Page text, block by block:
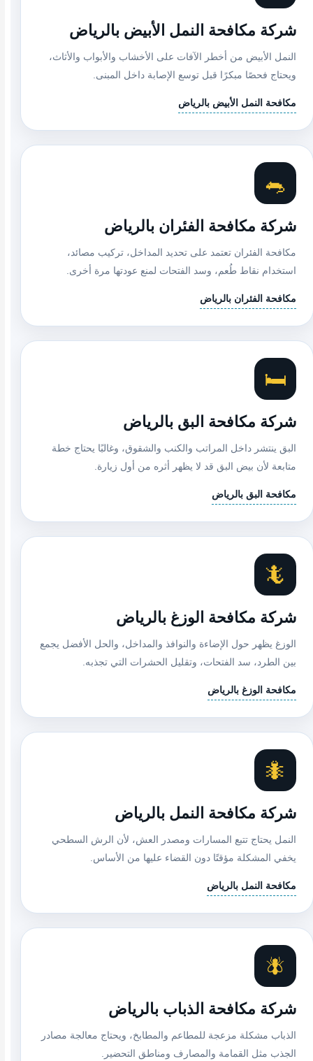
شركة مكافحة النمل الأبيض بالرياض
النمل الأبيض من أخطر الآفات على الأخشاب والأبواب والأثاث،
ويحتاج فحصًا مبكرًا قبل توسع الإصابة داخل المبنى.
مكافحة النمل الأبيض بالرياض
🐀
شركة مكافحة الفئران بالرياض
مكافحة الفئران تعتمد على تحديد المداخل، تركيب مصائد،
استخدام نقاط طُعم، وسد الفتحات لمنع عودتها مرة أخرى.
مكافحة الفئران بالرياض
🛏️
شركة مكافحة البق بالرياض
البق ينتشر داخل المراتب والكنب والشقوق، وغالبًا يحتاج خطة
متابعة لأن بيض البق قد لا يظهر أثره من أول زيارة.
مكافحة البق بالرياض
🦎
شركة مكافحة الوزغ بالرياض
الوزغ يظهر حول الإضاءة والنوافذ والمداخل، والحل الأفضل يجمع
بين الطرد، سد الفتحات، وتقليل الحشرات التي تجذبه.
مكافحة الوزغ بالرياض
🐜
شركة مكافحة النمل بالرياض
النمل يحتاج تتبع المسارات ومصدر العش، لأن الرش السطحي
يخفي المشكلة مؤقتًا دون القضاء عليها من الأساس.
مكافحة النمل بالرياض
🪰
شركة مكافحة الذباب بالرياض
الذباب مشكلة مزعجة للمطاعم والمطابخ، ويحتاج معالجة مصادر
الجذب مثل القمامة والمصارف ومناطق التحضير.